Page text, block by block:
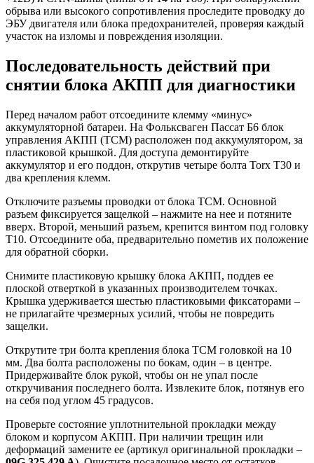
обрыва или высокого сопротивления проследите проводку до
ЭБУ двигателя или блока предохранителей, проверяя каждый
участок на изломы и повреждения изоляции.
Последовательность действий при
снятии блока АКПП для диагностики
Перед началом работ отсоедините клемму «минус»
аккумуляторной батареи. На Фольксваген Пассат Б6 блок
управления АКПП (TCM) расположен под аккумулятором, за
пластиковой крышкой. Для доступа демонтируйте
аккумулятор и его поддон, открутив четыре болта Torx T30 и
два крепления клемм.
Отключите разъемы проводки от блока TCM. Основной
разъем фиксируется защелкой – нажмите на нее и потяните
вверх. Второй, меньший разъем, крепится винтом под головку
T10. Отсоедините оба, предварительно пометив их положение
для обратной сборки.
Снимите пластиковую крышку блока АКПП, поддев ее
плоской отверткой в указанных производителем точках.
Крышка удерживается шестью пластиковыми фиксаторами –
не прилагайте чрезмерных усилий, чтобы не повредить
защелки.
Открутите три болта крепления блока TCM головкой на 10
мм. Два болта расположены по бокам, один – в центре.
Придерживайте блок рукой, чтобы он не упал после
откручивания последнего болта. Извлеките блок, потянув его
на себя под углом 45 градусов.
Проверьте состояние уплотнительной прокладки между
блоком и корпусом АКПП. При наличии трещин или
деформаций замените ее (артикул оригинальной прокладки –